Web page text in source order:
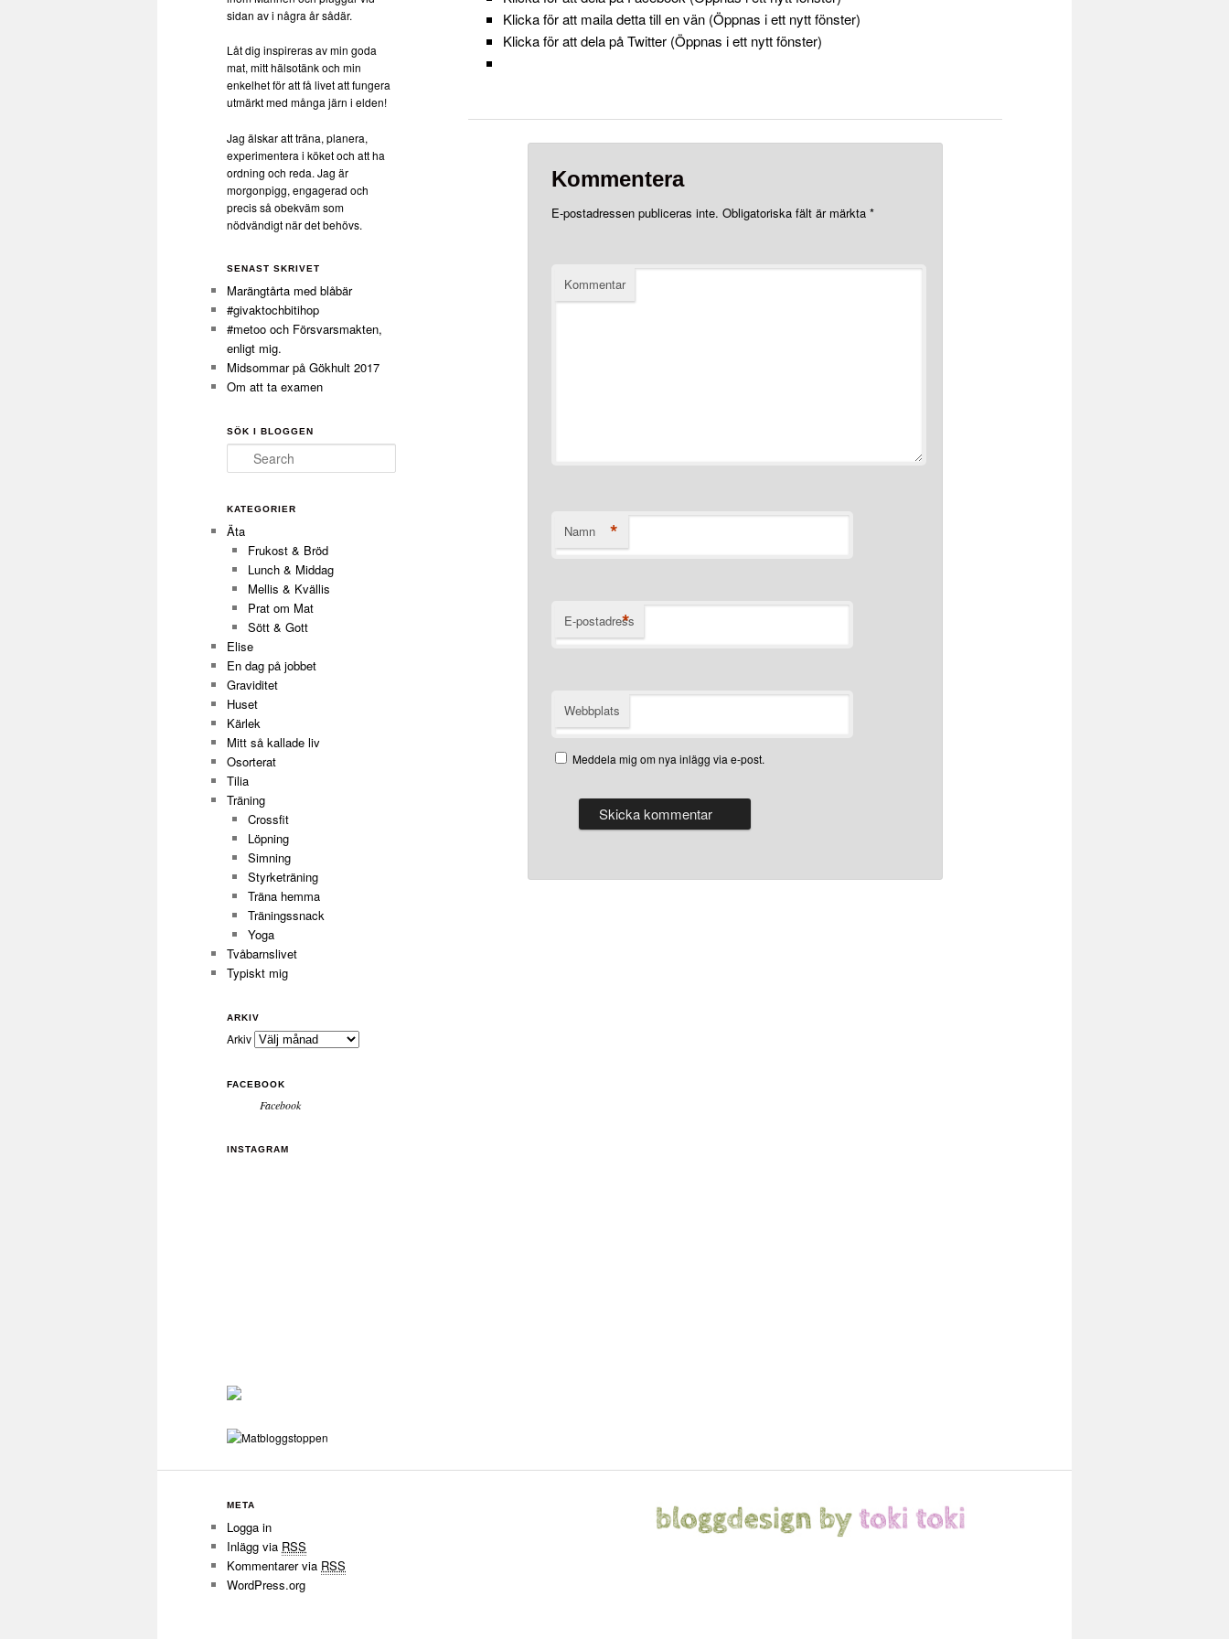
Klicka för att maila detta till en vän (Öppnas i ett nytt fönster)
Klicka för att dela på Twitter (Öppnas i ett nytt fönster)
Kommentera
E-postadressen publiceras inte. Obligatoriska fält är märkta *
Kommentar
Namn *
E-postadress
*
Webbplats
Meddela mig om nya inlägg via e-post.
sidan av i några år sådär.
Låt dig inspireras av min goda
mat, mitt hälsotänk och min
enkelhet för att få livet att fungera
utmärkt med många järn i elden!
Jag älskar att träna, planera,
experimentera i köket och att ha
ordning och reda. Jag är
morgonpigg, engagerad och
precis så obekväm som
nödvändigt när det behövs.
SENAST SKRIVET
Marängtårta med blåbär
#givaktochbitihop
#metoo och Försvarsmakten,
enligt mig.
Midsommar på Gökhult 2017
Om att ta examen
SÖK I BLOGGEN
Search
KATEGORIER
Äta
Frukost & Bröd
Lunch & Middag
Mellis & Kvällis
Prat om Mat
Sött & Gott
Elise
En dag på jobbet
Graviditet
Huset
Kärlek
Mitt så kallade liv
Osorterat
Tilia
Träning
Crossfit
Löpning
Simning
Styrketräning
Träna hemma
Träningssnack
Yoga
Tvåbarnslivet
Typiskt mig
ARKIV
Arkiv
FACEBOOK
Facebook
INSTAGRAM
META
Logga in
Inlägg via RSS
Kommentarer via RSS
WordPress.org